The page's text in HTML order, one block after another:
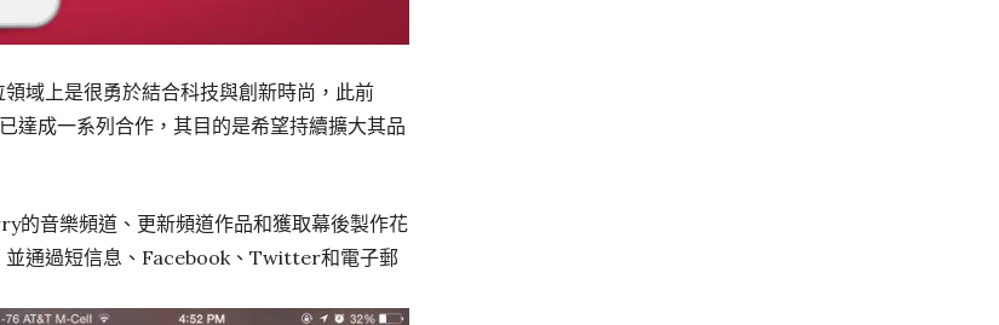
域上是很勇於結合科技與創新時尚，此前
達成一系列合作，其目的是希望持續擴大其品
的音樂頻道、更新頻道作品和獲取幕後製作花
通過短信息、Facebook、Twitter和電子郵